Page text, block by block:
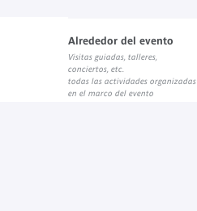
Alrededor del evento
Visitas guiadas, talleres,
conciertos, etc.
todas las actividades organizadas
en el marco del evento